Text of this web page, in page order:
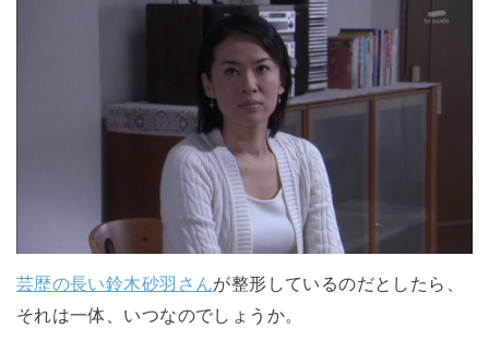
芸歴の長い鈴木砂羽さんが整形しているのだとしたら、
それは一体、いつなのでしょうか。